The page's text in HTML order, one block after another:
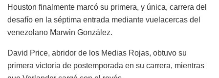
Houston finalmente marcó su primera, y única, carrera del
desafío en la séptima entrada mediante vuelacercas del
venezolano Marwin González.
David Price, abridor de los Medias Rojas, obtuvo su
primera victoria de postemporada en su carrera, mientras